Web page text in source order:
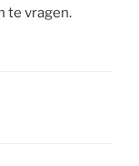
te vragen.